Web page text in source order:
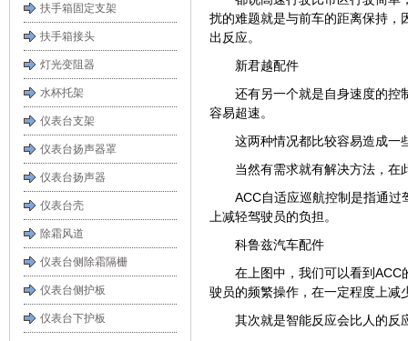
扶手箱固定支架
扶手箱接头
灯光变阻器
水杯托架
仪表台支架
仪表台扬声器罩
仪表台扬声器
仪表台壳
除霜风道
仪表台侧除霜隔栅
仪表台侧护板
仪表台下护板
扰的难题就是与前车的距离保持，
出反应。
新君越配件
还有另一个就是自身速度的控
容易超速。
这两种情况都比较容易造成一
当然有需求就有解决方法，在
ACC自适应巡航控制是指通
上减轻驾驶员的负担。
科鲁兹汽车配件
在上图中，我们可以看到
驶员的频繁操作，在一定程度上减
其次就是智能反应会比人的反